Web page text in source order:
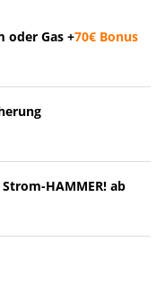
oder Gas +70€ Bonus
HAMMER! ab